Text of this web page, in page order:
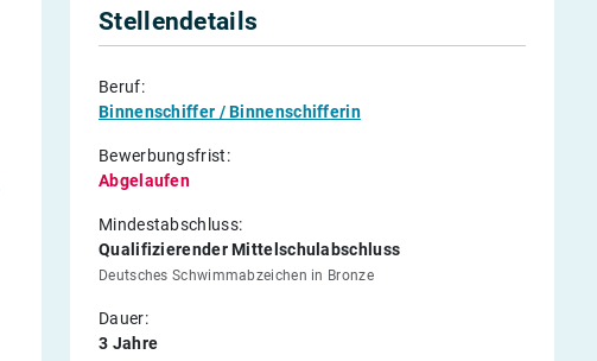
Stellendetails
Beruf:
Binnenschiffer / Binnenschifferin
Bewerbungsfrist:
Abgelaufen
Mindestabschluss:
Qualifizierender Mittelschulabschluss
Deutsches Schwimmabzeichen in Bronze
Dauer:
3 Jahre